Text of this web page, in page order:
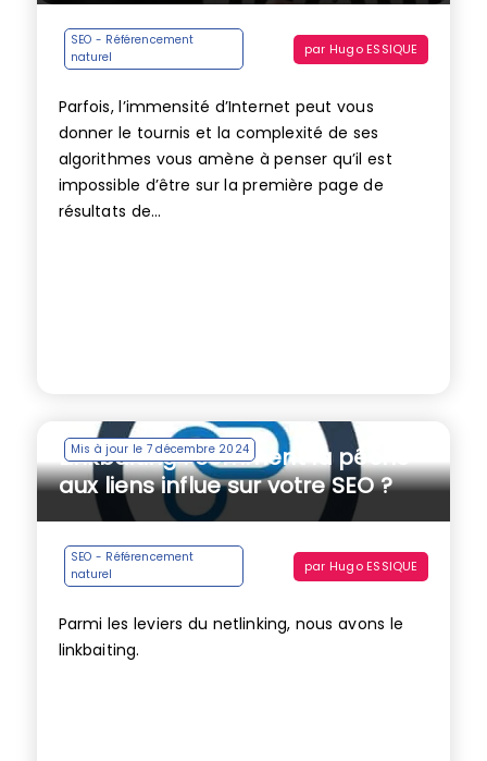
SEO - Référencement
naturel
par Hugo ESSIQUE
Parfois, l’immensité d’Internet peut vous
donner le tournis et la complexité de ses
algorithmes vous amène à penser qu’il est
impossible d’être sur la première page de
résultats de...
Mis à jour le 7 décembre 2024
Linkbaiting : comment la pêche
aux liens influe sur votre SEO ?
SEO - Référencement
naturel
par Hugo ESSIQUE
Parmi les leviers du netlinking, nous avons le
linkbaiting.